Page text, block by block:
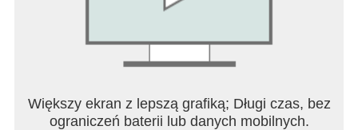
Większy ekran z lepszą grafiką; Długi czas, bez
ograniczeń baterii lub danych mobilnych.